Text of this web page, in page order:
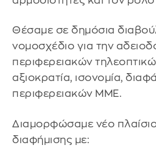
Θέσαμε σε δημόσια
νομοσχέδιο για την
περιφερειακών
αξιοκρατία, ισονομία,
περιφερειακών ΜΜΕ.
Διαμορφώσαμε νέο
διαφήμισης με: